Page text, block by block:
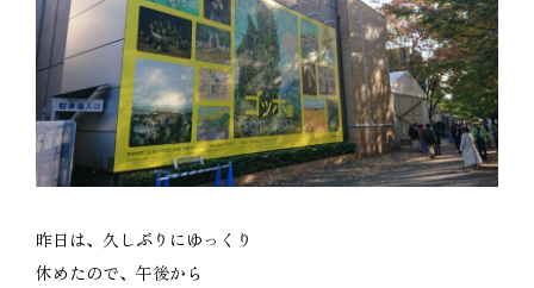
昨日は、久しぶりにゆっくり
休めたので、午後から